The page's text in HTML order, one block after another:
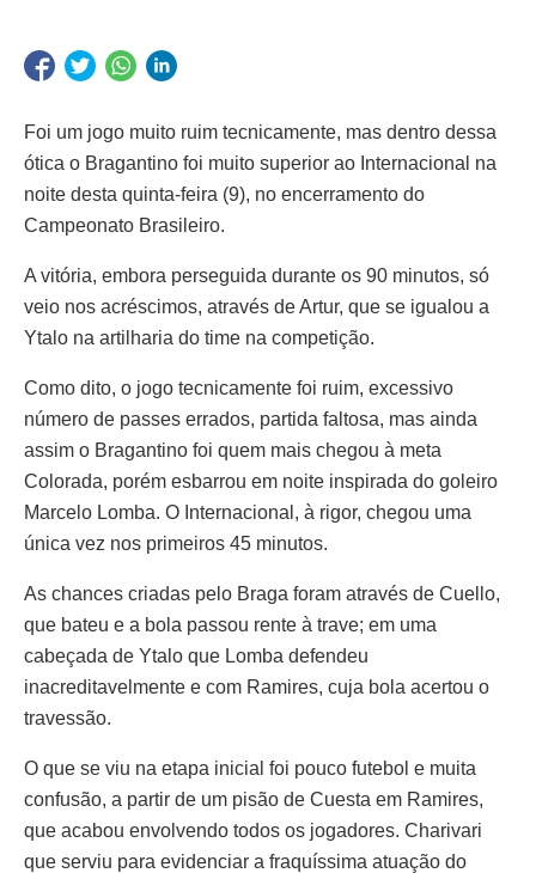
Foi um jogo muito ruim tecnicamente, mas dentro dessa
ótica o Bragantino foi muito superior ao Internacional na
noite desta quinta-feira (9), no encerramento do
Campeonato Brasileiro.
A vitória, embora perseguida durante os 90 minutos, só
veio nos acréscimos, através de Artur, que se igualou a
Ytalo na artilharia do time na competição.
Como dito, o jogo tecnicamente foi ruim, excessivo
número de passes errados, partida faltosa, mas ainda
assim o Bragantino foi quem mais chegou à meta
Colorada, porém esbarrou em noite inspirada do goleiro
Marcelo Lomba. O Internacional, à rigor, chegou uma
única vez nos primeiros 45 minutos.
As chances criadas pelo Braga foram através de Cuello,
que bateu e a bola passou rente à trave; em uma
cabeçada de Ytalo que Lomba defendeu
inacreditavelmente e com Ramires, cuja bola acertou o
travessão.
O que se viu na etapa inicial foi pouco futebol e muita
confusão, a partir de um pisão de Cuesta em Ramires,
que acabou envolvendo todos os jogadores. Charivari
que serviu para evidenciar a fraquíssima atuação do